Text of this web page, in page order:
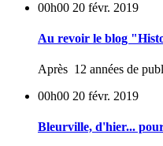
00h00 20 févr. 2019
Au revoir le blog
Après 12 années de
00h00 20 févr. 2019
Bleurville, d'hier...